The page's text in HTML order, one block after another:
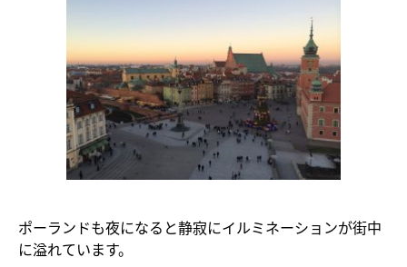
ポーランドも夜になると静寂にイルミネーションが街中
に溢れています。